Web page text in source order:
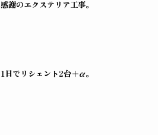
感謝のエクステリア工事。
1日でリシェント2台＋α。